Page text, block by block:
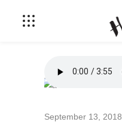
September 13, 2018